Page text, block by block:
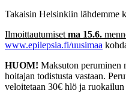
Takaisin Helsinkiin lähdemme
Ilmoittautumiset ma 15.6.
www.epilepsia.fi/uusimaa
HUOM! Maksuton peruminen
hoitajan todistusta vastaan.
veloitetaan 30€ hlö ja ruokailun